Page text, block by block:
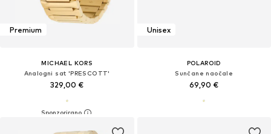
Premium
MICHAEL KORS
Analogni sat 'PRESCOTT'
329,00 €
Unisex
POLAROID
Sunčane naočale
69,90 €